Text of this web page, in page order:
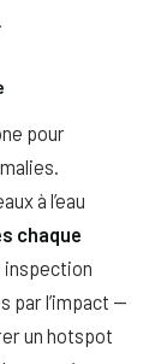
pour
à l’eau
chaque
inspection
par l’impact —
un hotspot